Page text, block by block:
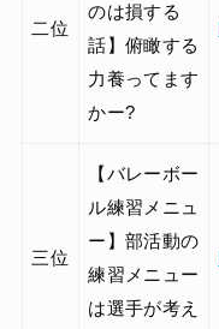
二位
のは損する
話】俯瞰する
力養ってます
かー?
三位
【バレーボー
ル練習メニュ
ー】部活動の
練習メニュー
は選手が考え